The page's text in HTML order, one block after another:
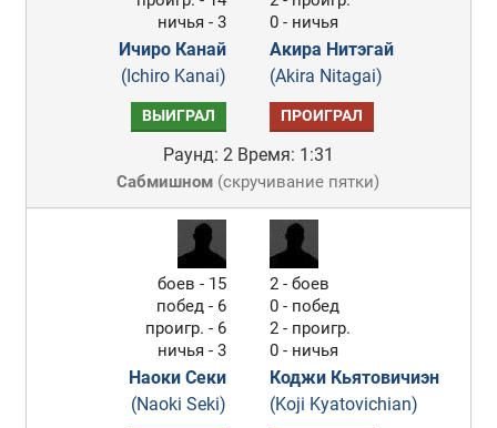
ничья - 3
Ичиро Канай
(Ichiro Kanai)
0 - ничья
Акира Нитэгай
(Akira Nitagai)
ВЫИГРАЛ ПРОИГРАЛ
Раунд: 2 Время: 1:31
Сабмишном (скручивание пятки)
боев - 15
побед - 6
проигр. - 6
ничья - 3
Наоки Секи
(Naoki Seki)
2 - боев
0 - побед
2 - проигр.
0 - ничья
Коджи Кьятовичиэн
(Koji Kyatovichian)